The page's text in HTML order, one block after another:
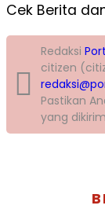
Cek Berita
Redaksi
citizen
Pastikan
yang